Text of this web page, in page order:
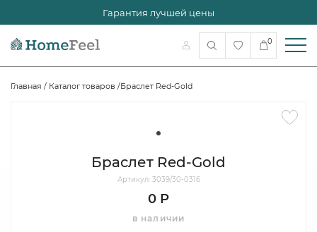
Гарантия лучшей цены
0
Главная / Каталог товаров /Браслет Red-Gold
Браслет Red-Gold
Артикул: 3039/30-0316
0 Р
в наличии